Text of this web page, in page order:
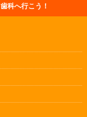
科へ行こう！